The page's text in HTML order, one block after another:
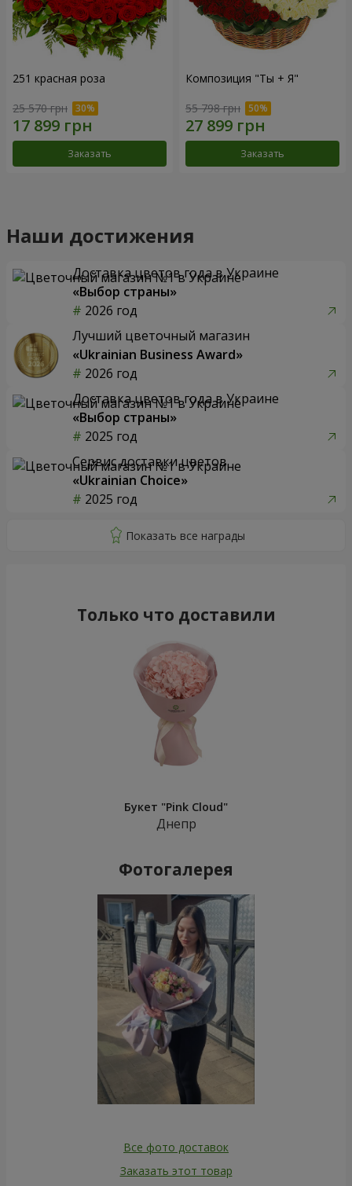
251 красная роза
25 570 грн
Заказать
Композиция "Ты + Я"
55 798 грн
Заказать
Наши достижения
Доставка цветов года в Украине
«Выбор страны»
2026 год
Лучший цветочный магазин
«Ukrainian Business Award»
2026 год
Доставка цветов года в Украине
«Выбор страны»
2025 год
Сервис доставки цветов
«Ukrainian Choice»
2025 год
Только что доставили
Букет "Pink Cloud"
Днепр
Фотогалерея
Все фото доставок
Заказать этот товар